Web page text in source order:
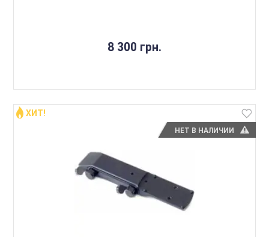
8 300 грн.
НЕТ В НАЛИЧИИ
ХИТ!